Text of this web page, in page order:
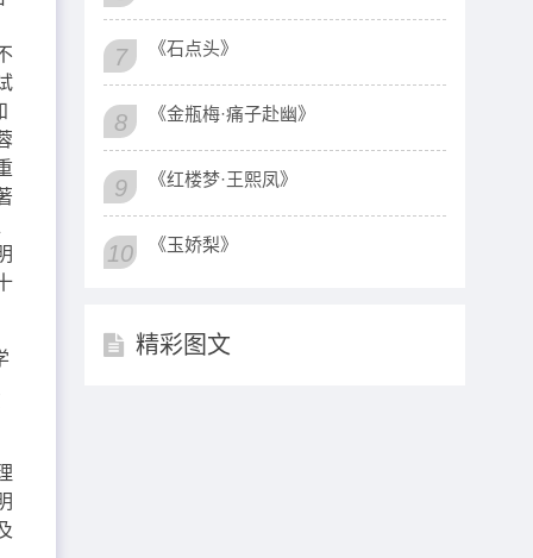
7 《石点头》
8 《金瓶梅·痛子赴幽》
9 《红楼梦·王熙凤》
10 《玉娇梨》
精彩图文